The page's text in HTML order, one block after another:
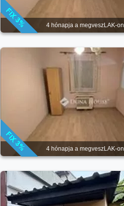
4 hónapja a megveszLAK-on
4 hónapja a megveszLAK-on